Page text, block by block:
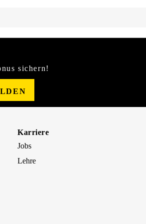
sichern!
Karriere
Jobs
Lehre